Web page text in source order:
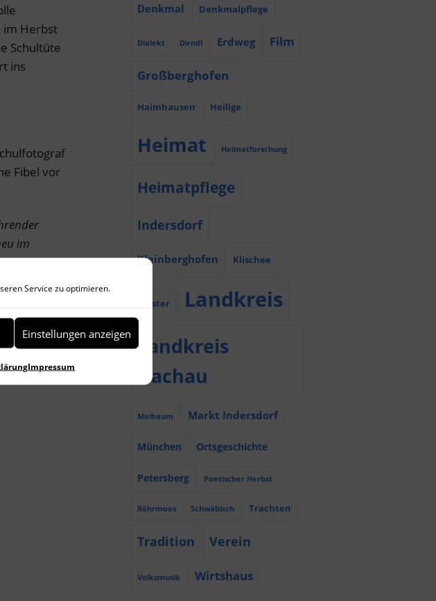
Service zu optimieren.
Einstellungen anzeigen
Impressum
im Herbst
Schultüte
ins
Fibel vor
im
Denkmal Denkmalpflege
Dialekt Dirndl Erdweg Film
Großberghofen
Haimhausen Heilige
Heimat Heimatforschung
Heimatpflege
Indersdorf
Kleinberghofen Klischee
Kloster Landkreis
Landkreis
Dachau
Maibaum Markt Indersdorf
München Ortsgeschichte
Petersberg Poetischer Herbst
Röhrmoos Schwäbisch Trachten
Tradition Verein
Volksmusik Wirtshaus